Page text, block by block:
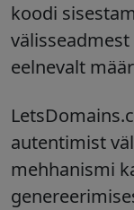
koodi
välisseadmest
eelnevalt
autentimist
mehhanismi